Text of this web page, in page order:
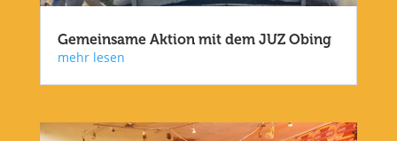
Gemeinsame Aktion mit dem JUZ Obing
mehr lesen